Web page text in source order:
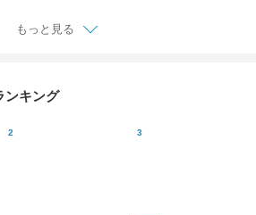
もっと見る
ンキング